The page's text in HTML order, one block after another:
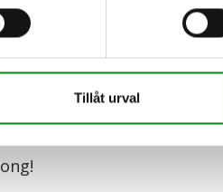
Tillåt urval